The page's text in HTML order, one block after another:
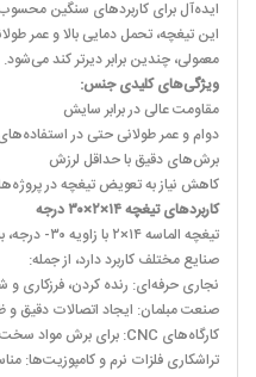
ایده‌آل برای کاربردهای سنگین
این تیغچه، تحمل دمایی بالا و عمر
معمولی، چندین برابر دیرتر کند می‌شود.
ویژگی‌های کلیدی جنس:
مقاومت عالی در برابر سایش
دوام و عمر طولانی حتی در
برش‌های دقیق با حداقل لرزش
کاهش نیاز به تعویض تیغچه در
کاربردهای تیغچه ۱۴×۲×۳۰ درجه
تیغچه
صنایع مختلف کاربرد دارد، از جمله:
نجاری حرفه‌ای: رنده کردن،
صنعت مبلمان: ایجاد اتصالات دقیق
کارگاه‌های CNC: برای برش مواد سخت با دقت بالا
تراشکاری فلزات نرم و کامپوزیت‌ها: